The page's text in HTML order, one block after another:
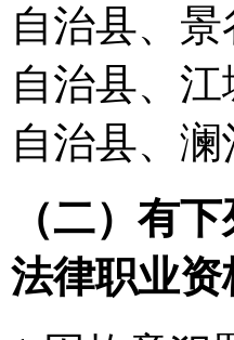
自治县、
自治县、
自治县、
（二）有
法律职业资